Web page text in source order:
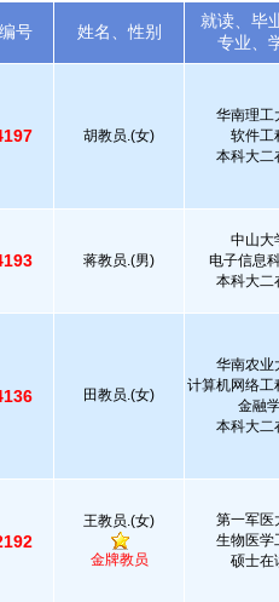
号 姓名、性别
就读、毕
专业、
胡教员.(女)
华南理工
软件工
本科大二
蒋教员.(男)
中山大
电子信息
本科大二
田教员.(女)
华南农业
计算机网络工
金融
本科大二
王教员.(女)
金牌教员
第一军医
生物医学
硕士在